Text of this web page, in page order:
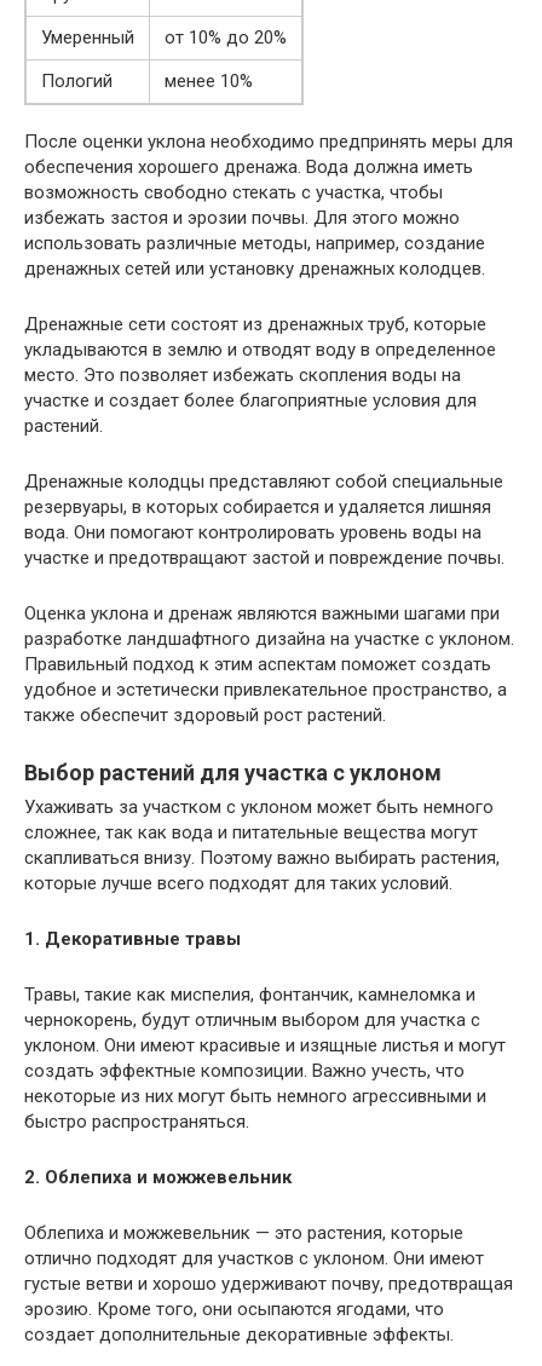
Умеренный
от 10% до 20%
Пологий
менее 10%
После оценки уклона необходимо предпринять меры для
обеспечения хорошего дренажа. Вода должна иметь
возможность свободно стекать с участка, чтобы
избежать застоя и эрозии почвы. Для этого можно
использовать различные методы, например, создание
дренажных сетей или установку дренажных колодцев.
Дренажные сети состоят из дренажных труб, которые
укладываются в землю и отводят воду в определенное
место. Это позволяет избежать скопления воды на
участке и создает более благоприятные условия для
растений.
Дренажные колодцы представляют собой специальные
резервуары, в которых собирается и удаляется лишняя
вода. Они помогают контролировать уровень воды на
участке и предотвращают застой и повреждение почвы.
Оценка уклона и дренаж являются важными шагами при
разработке ландшафтного дизайна на участке с уклоном.
Правильный подход к этим аспектам поможет создать
удобное и эстетически привлекательное пространство, а
также обеспечит здоровый рост растений.
Выбор растений для участка с уклоном
Ухаживать за участком с уклоном может быть немного
сложнее, так как вода и питательные вещества могут
скапливаться внизу. Поэтому важно выбирать растения,
которые лучше всего подходят для таких условий.
1. Декоративные травы
Травы, такие как миспелия, фонтанчик, камнеломка и
чернокорень, будут отличным выбором для участка с
уклоном. Они имеют красивые и изящные листья и могут
создать эффектные композиции. Важно учесть, что
некоторые из них могут быть немного агрессивными и
быстро распространяться.
2. Облепиха и можжевельник
Облепиха и можжевельник — это растения, которые
отлично подходят для участков с уклоном. Они имеют
густые ветви и хорошо удерживают почву, предотвращая
эрозию. Кроме того, они осыпаются ягодами, что
создает дополнительные декоративные эффекты.